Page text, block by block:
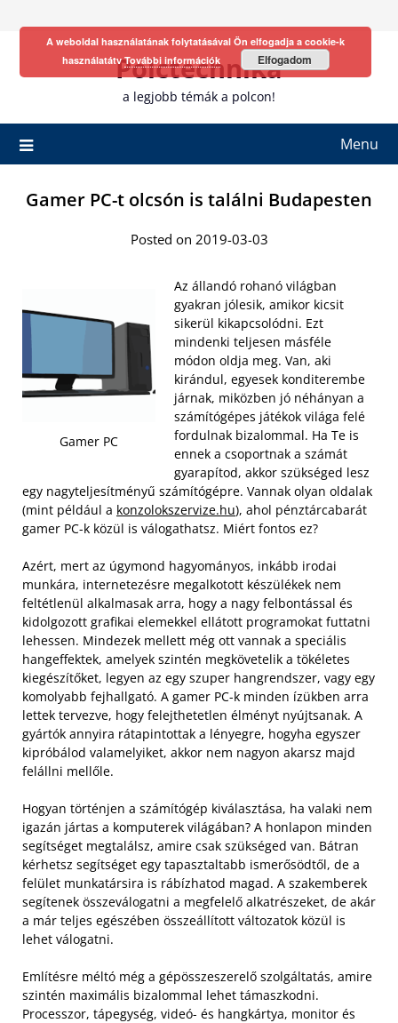
Polctechnika
a legjobb témák a polcon!
Menu
Gamer PC-t olcsón is találni Budapesten
Posted on 2019-03-03
Gamer PC
Az állandó rohanó világban
gyakran jólesik, amikor kicsit
sikerül kikapcsolódni. Ezt
mindenki teljesen másféle
módon oldja meg. Van, aki
kirándul, egyesek konditerembe
járnak, miközben jó néhányan a
számítógépes játékok világa felé
fordulnak bizalommal. Ha Te is
ennek a csoportnak a számát
gyarapítod, akkor szükséged lesz
egy nagyteljesítményű számítógépre. Vannak olyan oldalak
(mint például a konzolokszervize.hu), ahol pénztárcabarát
gamer PC-k közül is válogathatsz. Miért fontos ez?
Azért, mert az úgymond hagyományos, inkább irodai
munkára, internetezésre megalkotott készülékek nem
feltétlenül alkalmasak arra, hogy a nagy felbontással és
kidolgozott grafikai elemekkel ellátott programokat futtatni
lehessen. Mindezek mellett még ott vannak a speciális
hangeffektek, amelyek szintén megkövetelik a tökéletes
kiegészítőket, legyen az egy szuper hangrendszer, vagy egy
komolyabb fejhallgató. A gamer PC-k minden ízükben arra
lettek tervezve, hogy felejthetetlen élményt nyújtsanak. A
gyártók annyira rátapintottak a lényegre, hogyha egyszer
kipróbálod valamelyiket, akkor nem nagyon akarsz majd
felállni mellőle.
Hogyan történjen a számítógép kiválasztása, ha valaki nem
igazán jártas a komputerek világában? A honlapon minden
segítséget megtalálsz, amire csak szükséged van. Bátran
kérhetsz segítséget egy tapasztaltabb ismerősödtől, de a
felület munkatársira is rábízhatod magad. A szakemberek
segítenek összeválogatni a megfelelő alkatrészeket, de akár
a már teljes egészében összeállított változatok közül is
lehet válogatni.
Említésre méltó még a gépösszeszerelő szolgáltatás, amire
szintén maximális bizalommal lehet támaszkodni.
Processzor, tápegység, videó- és hangkártya, monitor és
A weboldal használatának folytatásával Ön elfogadja a cookie-k
használatátvTovábbi információk Elfogadom